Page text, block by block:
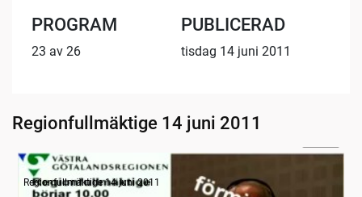
PROGRAM
23 av 26
PUBLICERAD
tisdag 14 juni 2011
Regionfullmäktige 14 juni 2011
Radion informerar
Regionfullmäktige 14 juni 2011